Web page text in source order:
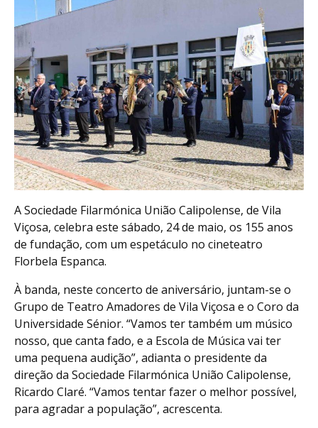
A Sociedade Filarmónica União Calipolense, de Vila
Viçosa, celebra este sábado, 24 de maio, os 155 anos
de fundação, com um espetáculo no cineteatro
Florbela Espanca.
À banda, neste concerto de aniversário, juntam-se o
Grupo de Teatro Amadores de Vila Viçosa e o Coro da
Universidade Sénior. “Vamos ter também um músico
nosso, que canta fado, e a Escola de Música vai ter
uma pequena audição”, adianta o presidente da
direção da Sociedade Filarmónica União Calipolense,
Ricardo Claré. “Vamos tentar fazer o melhor possível,
para agradar a população”, acrescenta.